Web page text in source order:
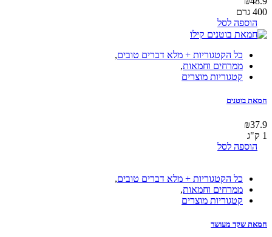
400 גרם
הוספה לסל
כל הקטגוריות + מלא דברים טובים,
ממרחים וחמאות,
קטגוריות מוצרים
חמאת בוטנים
₪37.9
1 ק"ג
הוספה לסל
כל הקטגוריות + מלא דברים טובים,
ממרחים וחמאות,
קטגוריות מוצרים
חמאת שקד מעושר